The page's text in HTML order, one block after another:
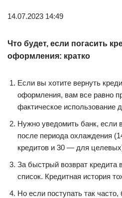
14.07.2023 14:49
Что будет, если погасить
оформления: кратко
Если вы хотите вернуть
оформления, вам все равно
фактическое использование
Нужно уведомить банк, если
после периода охлаждения
кредитов и 30 — для
За быстрый возврат кредита
список. Кредитная история
Но если поступать так